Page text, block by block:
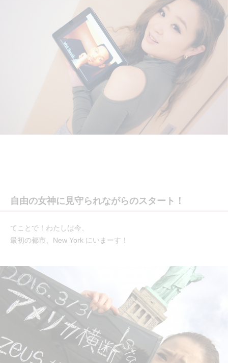
自由の女神に見守られながらのスタート！
てことで！わたしは今、
最初の都市、New York にいまーす！